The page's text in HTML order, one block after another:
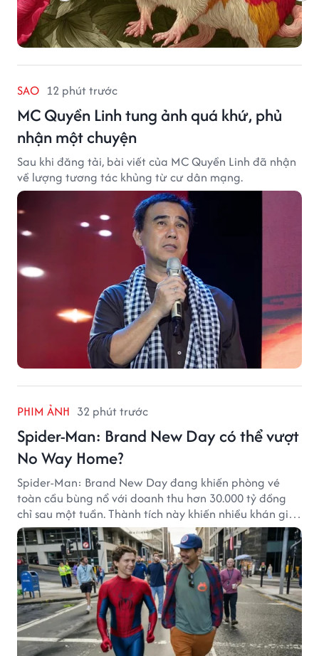
SAO 12 phút trước
MC Quyền Linh tung ảnh quá khứ, phủ
nhận một chuyện
Sau khi đăng tải, bài viết của MC Quyền Linh đã nhận
về lượng tương tác khủng từ cư dân mạng.
PHIM ẢNH 32 phút trước
Spider-Man: Brand New Day có thể vượt
No Way Home?
Spider-Man: Brand New Day đang khiến phòng vé
toàn cầu bùng nổ với doanh thu hơn 30.000 tỷ đồng
chỉ sau một tuần. Thành tích này khiến nhiều khán giả
đặt câu hỏi liệu bộ phim mới của Tom Holland có thể
phá kỷ lục mà No Way Home từng thiết lập hay không.